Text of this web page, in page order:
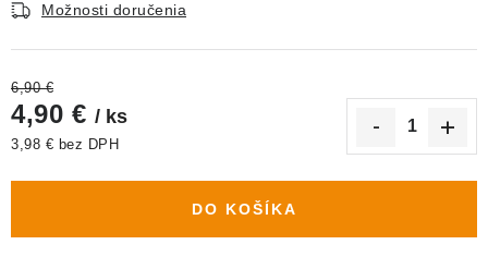
Možnosti doručenia
6,90 €
4,90 € / ks
3,98 € bez DPH
DO KOŠÍKA